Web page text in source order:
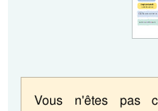
Vous n'êtes pas